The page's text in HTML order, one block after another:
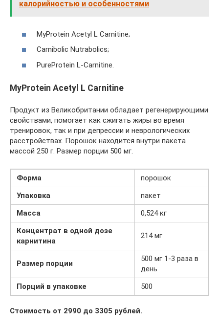
калорийностью и особенностями
MyProtein Acetyl L Carnitine;
Carnibolic Nutrabolics;
PureProtein L-Carnitine.
MyProtein Acetyl L Carnitine
Продукт из Великобритании обладает регенерирующими
свойствами, помогает как сжигать жиры во время
тренировок, так и при депрессии и неврологических
расстройствах. Порошок находится внутри пакета
массой 250 г. Размер порции 500 мг.
Форма
порошок
Упаковка
пакет
Масса
0,524 кг
Концентрат в одной дозе
карнитина
214 мг
Размер порции
500 мг 1-3 раза в
день
Порций в упаковке
500
Стоимость от 2990 до 3305 рублей.